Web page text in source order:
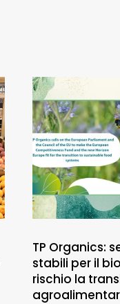
TP Organics:
stabili per il
rischio la